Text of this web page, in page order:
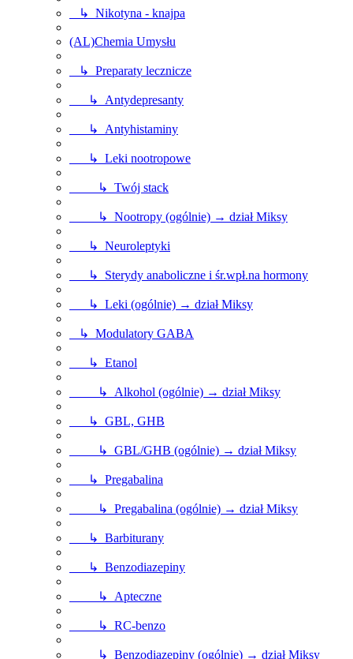
↳ Nikotyna - knajpa
(AL)Chemia Umysłu
↳ Preparaty lecznicze
↳ Antydepresanty
↳ Antyhistaminy
↳ Leki nootropowe
↳ Twój stack
↳ Nootropy (ogólnie) → dział Miksy
↳ Neuroleptyki
↳ Sterydy anaboliczne i śr.wpł.na hormony
↳ Leki (ogólnie) → dział Miksy
↳ Modulatory GABA
↳ Etanol
↳ Alkohol (ogólnie) → dział Miksy
↳ GBL, GHB
↳ GBL/GHB (ogólnie) → dział Miksy
↳ Pregabalina
↳ Pregabalina (ogólnie) → dział Miksy
↳ Barbiturany
↳ Benzodiazepiny
↳ Apteczne
↳ RC-benzo
↳ Benzodiazepiny (ogólnie) → dział Miksy